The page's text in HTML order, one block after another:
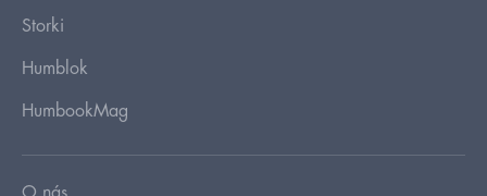
Storki
Humblok
HumbookMag
O nás